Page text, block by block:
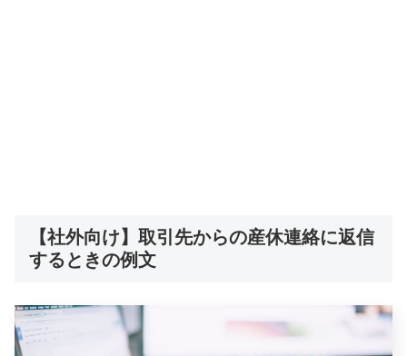
【社外向け】取引先からの産休連絡に返信
するときの例文